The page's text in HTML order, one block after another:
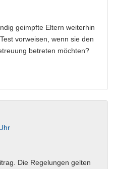
geimpfte Eltern weiterhin
vorweisen, wenn sie den
betreten möchten?
Die Regelungen gelten